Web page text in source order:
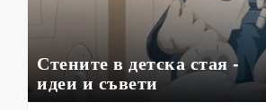
Стените в детска стая -
идеи и съвети